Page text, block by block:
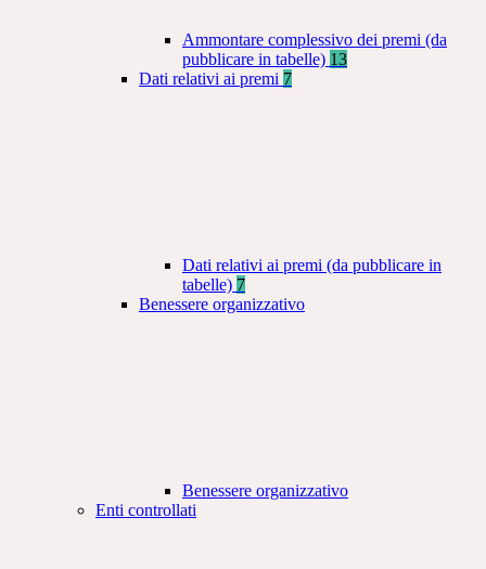
Ammontare complessivo dei premi (da
pubblicare in tabelle) 13
Dati relativi ai premi 7
Dati relativi ai premi (da pubblicare in
tabelle) 7
Benessere organizzativo
Benessere organizzativo
Enti controllati